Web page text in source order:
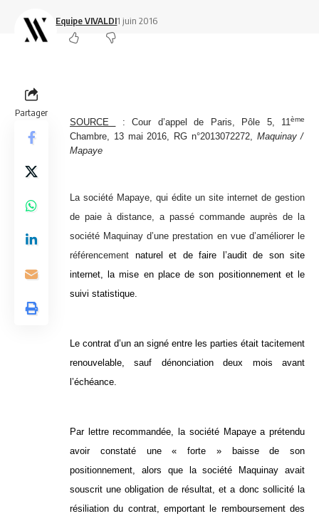
Equipe VIVALDI1 juin 2016
Partager
SOURCE : Cour d’appel de Paris, Pôle 5, 11ème
Chambre, 13 mai 2016, RG n°2013072272, Maquinay /
Mapaye
La société Mapaye, qui édite un site internet de gestion
de paie à distance, a passé commande auprès de la
société Maquinay d’une prestation en vue d’améliorer le
référencement naturel et de faire l’audit de son site
internet, la mise en place de son positionnement et le
suivi statistique.
Le contrat d’un an signé entre les parties était tacitement
renouvelable, sauf dénonciation deux mois avant
l’échéance.
Par lettre recommandée, la société Mapaye a prétendu
avoir constaté une « forte » baisse de son
positionnement, alors que la société Maquinay avait
souscrit une obligation de résultat, et a donc sollicité la
résiliation du contrat, emportant le remboursement des